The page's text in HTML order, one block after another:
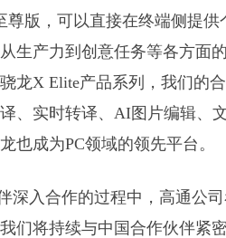
版，可以直接在终端侧提供
生产力到创意任务等各方面
龙X Elite产品系列，我们的
、实时转译、AI图片编辑、
也成为PC领域的领先平台。
深入合作的过程中，高通公
们将持续与中国合作伙伴紧